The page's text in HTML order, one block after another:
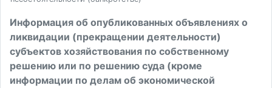
Информация об опубликованных объявлениях о
ликвидации (прекращении деятельности)
субъектов хозяйствования по собственному
решению или по решению суда (кроме
информации по делам об экономической